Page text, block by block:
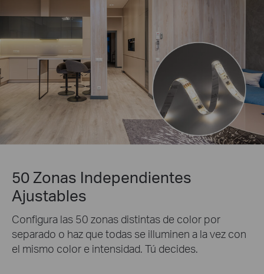
50 Zonas Independientes
Ajustables
Configura las 50 zonas distintas de color por
separado o haz que todas se illuminen a la vez con
el mismo color e intensidad. Tú decides.